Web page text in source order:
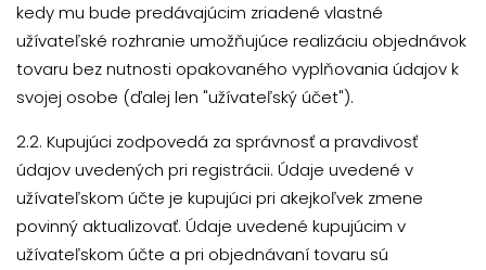
kedy mu bude predávajúcim zriadené vlastné
užívateľské rozhranie umožňujúce realizáciu objednávok
tovaru bez nutnosti opakovaného vyplňovania údajov k
svojej osobe (ďalej len "užívateľský účet").
2.2. Kupujúci zodpovedá za správnosť a pravdivosť
údajov uvedených pri registrácii. Údaje uvedené v
užívateľskom účte je kupujúci pri akejkoľvek zmene
povinný aktualizovať. Údaje uvedené kupujúcim v
užívateľskom účte a pri objednávaní tovaru sú